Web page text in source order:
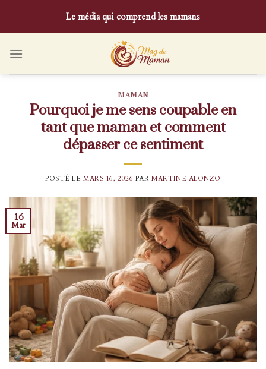
content
Le média qui comprend les mamans
MAMAN
Pourquoi je me sens coupable en
tant que maman et comment
dépasser ce sentiment
POSTÉ LEMARS 16, 2026 PARMARTINE ALONZO
16
Mar